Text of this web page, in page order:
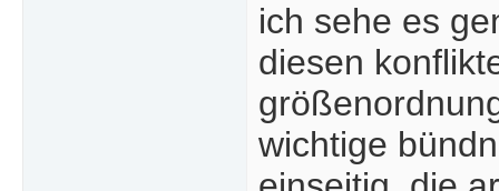
ich sehe es
diesen
wichtige